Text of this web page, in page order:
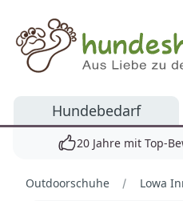
Hundeshop.de
Hundebedarf
20 Jahre mit Top-
Outdoorschuhe Lowa